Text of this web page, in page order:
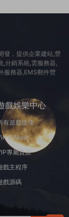
發，提供企業建站,營
,分銷系統,雲服務器,
服務器,EMS郵件營
戲娛樂中心
有遊戲版塊
A Mate
專屬資源
戲主程序
戲源碼